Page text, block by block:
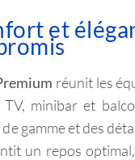
et
réunit les
minibar et
gamme et des
un repos